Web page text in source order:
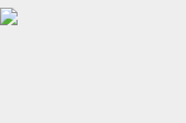
Zum